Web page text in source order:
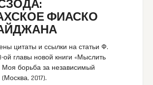
ФИАСКО
цитаты и ссылки на статьи Ф.
ой главы новой книги «Мыслить
борьба за независимый
2017).